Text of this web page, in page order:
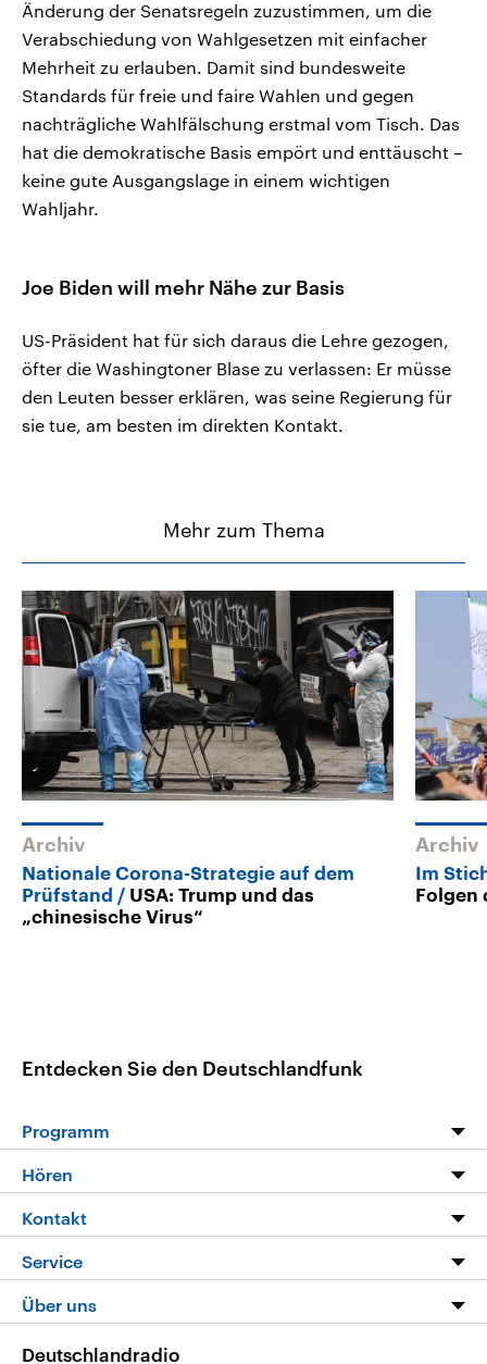
Änderung der Senatsregeln zuzustimmen, um die
Verabschiedung von Wahlgesetzen mit einfacher
Mehrheit zu erlauben. Damit sind bundesweite
Standards für freie und faire Wahlen und gegen
nachträgliche Wahlfälschung erstmal vom Tisch. Das
hat die demokratische Basis empört und enttäuscht –
keine gute Ausgangslage in einem wichtigen
Wahljahr.
Joe Biden will mehr Nähe zur Basis
US-Präsident hat für sich daraus die Lehre gezogen,
öfter die Washingtoner Blase zu verlassen: Er müsse
den Leuten besser erklären, was seine Regierung für
sie tue, am besten im direkten Kontakt.
Mehr zum Thema
Archiv
Nationale Corona-Strategie auf dem
Prüfstand
USA: Trump und das
„chinesische Virus“
Archiv
Im
Folgen
Entdecken Sie den Deutschlandfunk
Programm
Programm
Die Nachrichten
Nachrichtenleicht
Neue Beiträge auf dlf.de
Hören
Livestream
Podcasts
Deutschlandfunk App
Nachrichten App
Kontakt
Hörerservice
Service
FAQ
Über uns
Deutschlandradio